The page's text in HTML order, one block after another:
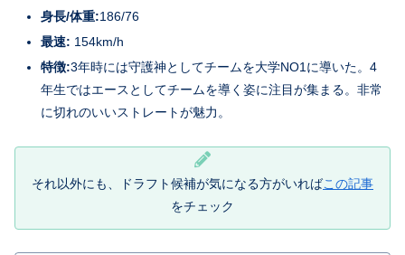
身長/体重:186/76
最速: 154km/h
特徴:3年時には守護神としてチームを大学NO1に導いた。4
年生ではエースとしてチームを導く姿に注目が集まる。非常
に切れのいいストレートが魅力。
それ以外にも、ドラフト候補が気になる方がいればこの記事
をチェック